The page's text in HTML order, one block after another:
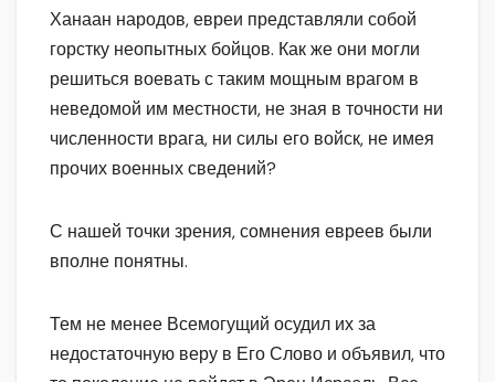
Ханаан народов, евреи представляли собой
горстку неопытных бойцов. Как же они могли
решиться воевать с таким мощным врагом в
неведомой им местности, не зная в точности ни
численности врага, ни силы его войск, не имея
прочих военных сведений?
С нашей точки зрения, сомнения евреев были
вполне понятны.
Тем не менее Всемогущий осудил их за
недостаточную веру в Его Слово и объявил, что